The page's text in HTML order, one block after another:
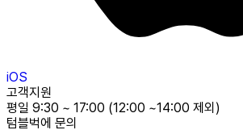
iOS
고객지원
평일 9:30 ~ 17:00 (12:00 ~14:00 제외)
텀블벅에 문의